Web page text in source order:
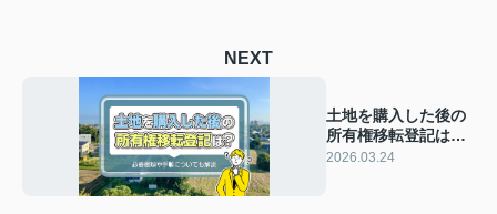
NEXT
土地を購入した後の
所有権移転登記は？
必要書類や手順につ
2026.03.24